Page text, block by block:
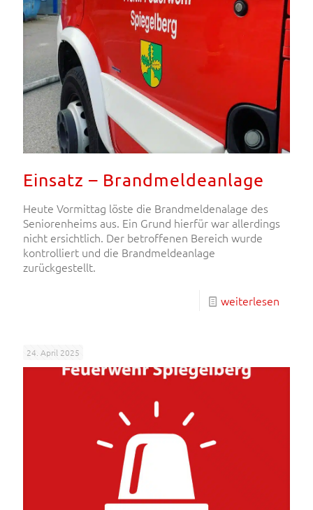
Einsatz – Brandmeldeanlage
Heute Vormittag löste die Brandmeldenalage des
Seniorenheims aus. Ein Grund hierfür war allerdings
nicht ersichtlich. Der betroffenen Bereich wurde
kontrolliert und die Brandmeldeanlage
zurückgestellt.
weiterlesen
24. April 2025